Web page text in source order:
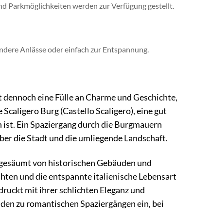
Parkmöglichkeiten werden zur Verfügung gestellt.
Anlässe oder einfach zur Entspannung.
eine Fülle an Charme und Geschichte,
Burg (Castello Scaligero), eine gut
Ein Spaziergang durch die Burgmauern
die Stadt und die umliegende Landschaft.
von historischen Gebäuden und
und die entspannte italienische Lebensart
mit ihrer schlichten Eleganz und
zu romantischen Spaziergängen ein, bei